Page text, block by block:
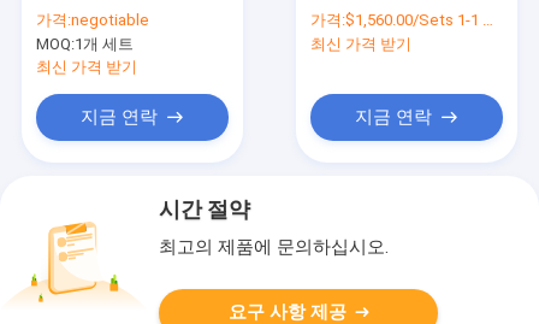
가격:negotiable
MOQ:1개 세트
최신 가격 받기
지금 연락
가격:$1,560.00/Sets 1-1 Sets
최신 가격 받기
지금 연락
시간 절약
최고의 제품에 문의하십시오.
요구 사항 제공